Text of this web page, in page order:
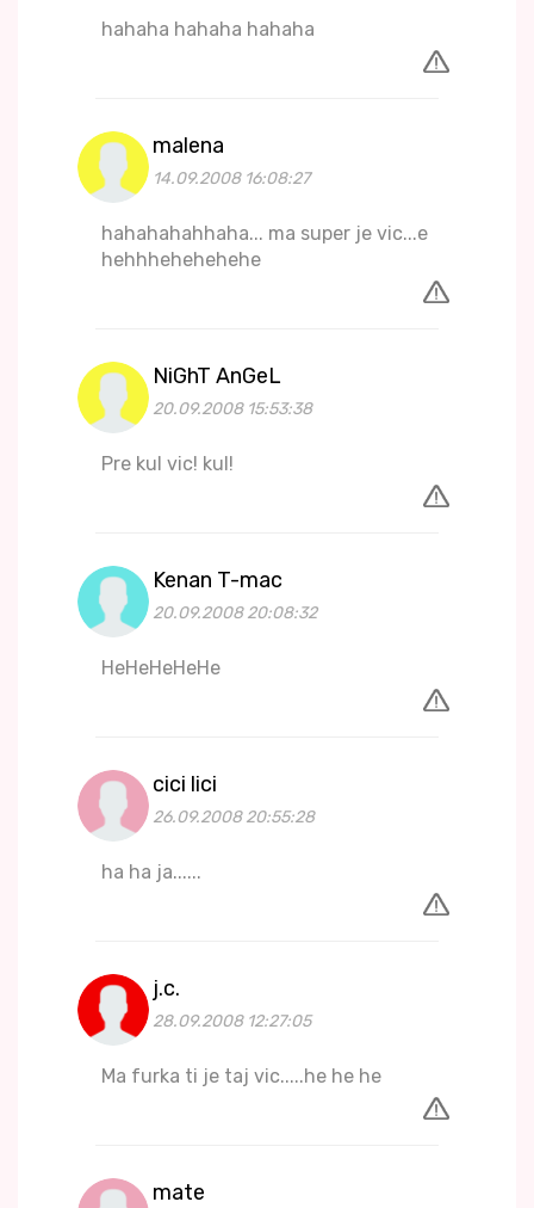
hahaha hahaha hahaha
malena
14.09.2008 16:08:27
hahahahahhaha... ma super je vic...e
hehhhehehehehe
NiGhT AnGeL
20.09.2008 15:53:38
Pre kul vic! kul!
Kenan T-mac
20.09.2008 20:08:32
HeHeHeHeHe
cici lici
26.09.2008 20:55:28
ha ha ja......
j.c.
28.09.2008 12:27:05
Ma furka ti je taj vic.....he he he
mate